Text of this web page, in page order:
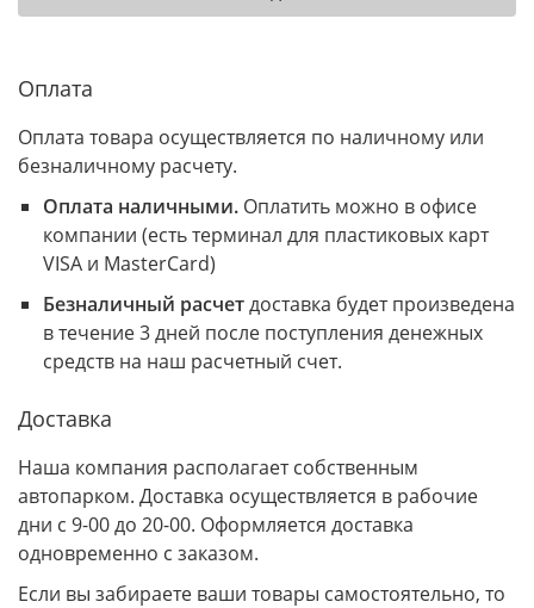
Оплата
Оплата товара осуществляется по наличному или
безналичному расчету.
Оплата наличными. Оплатить можно в офисе
компании (есть терминал для пластиковых карт
VISA и MasterCard)
Безналичный расчетдоставка будет произведена
в течение 3 дней после поступления денежных
средств на наш расчетный счет.
Доставка
Наша компания располагает собственным
автопарком. Доставка осуществляется в рабочие
дни с 9-00 до 20-00. Оформляется доставка
одновременно с заказом.
Если вы забираете ваши товары самостоятельно, то